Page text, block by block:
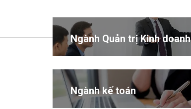
Ngành Quản trị Kinh doanh
Ngành kế toán